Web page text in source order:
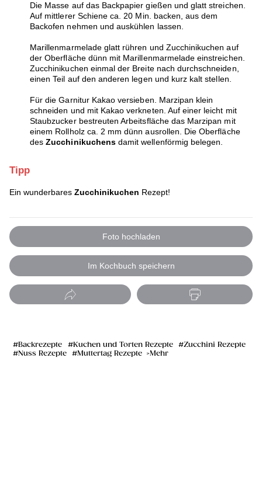
Die Masse auf das Backpapier gießen und glatt streichen.
Auf mittlerer Schiene ca. 20 Min. backen, aus dem
Backofen nehmen und auskühlen lassen.
Marillenmarmelade glatt rühren und Zucchinikuchen auf
der Oberfläche dünn mit Marillenmarmelade einstreichen.
Zucchinikuchen einmal der Breite nach durchschneiden,
einen Teil auf den anderen legen und kurz kalt stellen.
Für die Garnitur Kakao versieben. Marzipan klein
schneiden und mit Kakao verkneten. Auf einer leicht mit
Staubzucker bestreuten Arbeitsfläche das Marzipan mit
einem Rollholz ca. 2 mm dünn ausrollen. Die Oberfläche
desZucchinikuchensdamit wellenförmig belegen.
Tipp
Ein wunderbares Zucchinikuchen Rezept!
Foto hochladen
Im Kochbuch speichern
Backrezepte Kuchen und Torten Rezepte
Zucchini Rezepte
Nuss Rezepte
Muttertag Rezepte Mehr